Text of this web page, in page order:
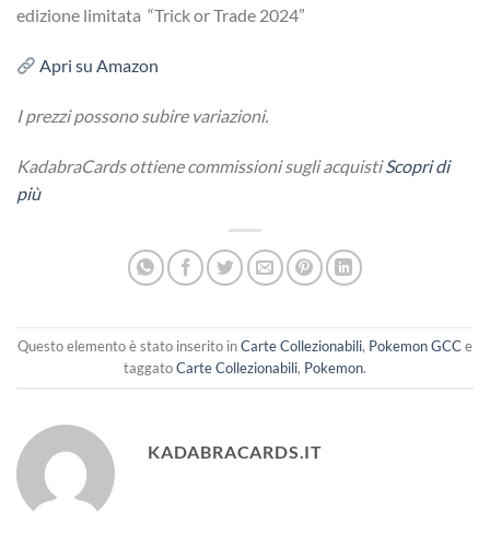
edizione limitata “Trick or Trade 2024”
Apri su Amazon
I prezzi possono subire variazioni.
KadabraCards ottiene commissioni sugli acquistiScopri di
più
Questo elemento è stato inserito inCarte Collezionabili, Pokemon GCCe
taggatoCarte Collezionabili, Pokemon.
KADABRACARDS.IT